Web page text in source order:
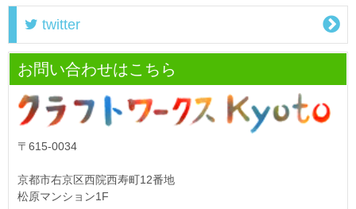
twitter
お問い合わせはこちら
〒615-0034
京都市右京区西院西寿町12番地
松原マンション1F